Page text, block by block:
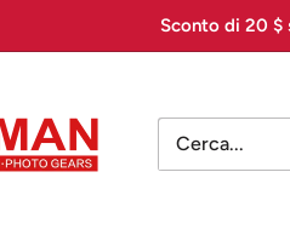
Sconto di 20 $